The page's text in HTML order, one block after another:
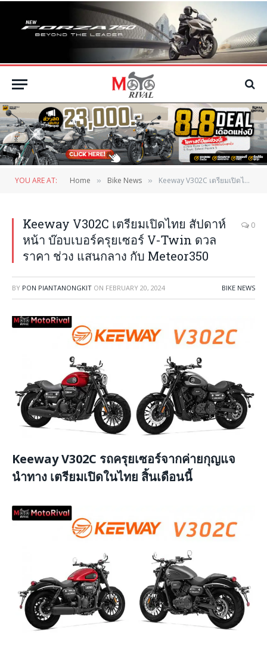
YOU ARE AT: Home » Bike News » Keeway V302C เตรียมเปิดไทย สัปดาห์หน้า บ๊อบเบอร์ครุยเซอร์ V-Twin ดวลราคา ช่วง แสนกลาง กับ Meteor350
Keeway V302C เตรียมเปิดไทย สัปดาห์
หน้า บ๊อบเบอร์ครุยเซอร์ V-Twin ดวล
ราคา ช่วง แสนกลาง กับ Meteor350
0
BY PON PIANTANONGKIT ON FEBRUARY 20, 2024 BIKE NEWS
Keeway V302C รถครุยเซอร์จากค่ายกุญแจ
นำทาง เตรียมเปิดในไทย สิ้นเดือนนี้